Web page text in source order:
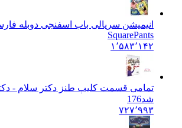
انیمیشن سریالی باب اسفنجی دوبله
SquarePants
۱٬۵۸۳٬۱۴۲
شد176
۷۲۷٬۹۹۳